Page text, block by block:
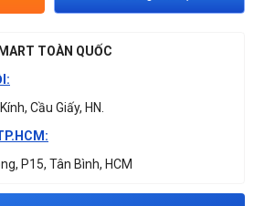
TOÀN QUỐC
Cầu Giấy, HN.
P15, Tân Bình, HCM